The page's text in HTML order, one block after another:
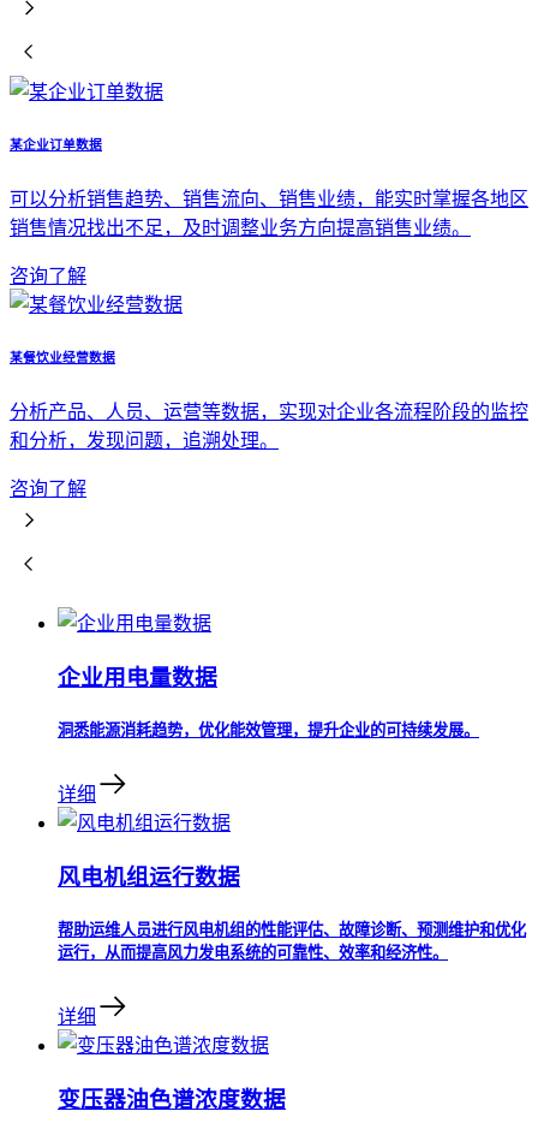
某企业订单数据
可以分析销售趋势、销售流向、销售业绩，能实时掌握各地区
销售情况找出不足，及时调整业务方向提高销售业绩。
咨询了解
某餐饮业经营数据
分析产品、人员、运营等数据，实现对企业各流程阶段的监控
和分析，发现问题，追溯处理。
咨询了解
企业用电量数据
洞悉能源消耗趋势，优化能效管理，提升企业的可持续发展。
详细
风电机组运行数据
帮助运维人员进行风电机组的性能评估、故障诊断、预测维护和优化
运行，从而提高风力发电系统的可靠性、效率和经济性。
详细
变压器油色谱浓度数据